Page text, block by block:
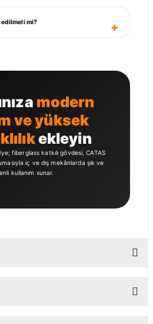
mi?
modern
ve yüksek
ekleyin
fiberglass katkılı gövdesi, CATAS
iç ve dış mekânlarda şık ve
kullanım sunar.
yorumu siz yapın!